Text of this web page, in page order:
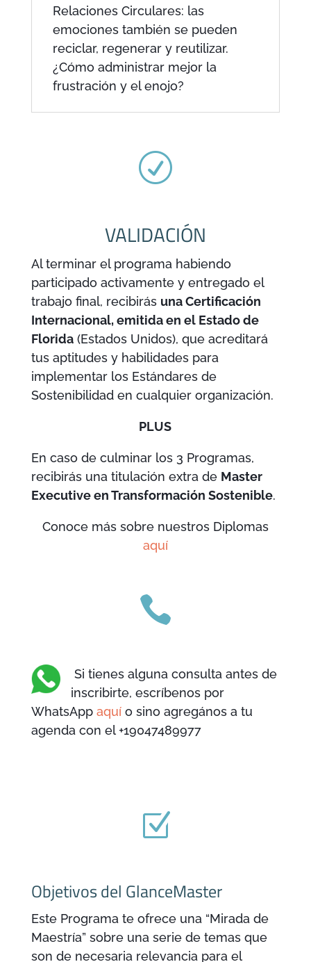
Relaciones Circulares: las
emociones también se pueden
reciclar, regenerar y reutilizar.
¿Cómo administrar mejor la
frustración y el enojo?
R
VALIDACIÓN
Al terminar el programa habiendo
participado activamente y entregado el
trabajo final, recibirás una Certificación
Internacional, emitida en el Estado de
Florida(Estados Unidos), que acreditará
tus aptitudes y habilidades para
implementar los Estándares de
Sostenibilidad en cualquier organización.
PLUS
En caso de culminar los 3 Programas,
recibirás una titulación extra de Master
Executive en Transformación Sostenible.
Conoce más sobre nuestros Diplomas
aquí

Si tienes alguna consulta antes de
inscribirte, escríbenos por
WhatsApp aquío sino agregános a tu
agenda con el +19047489977
Z
Objetivos del GlanceMaster
Este Programa te ofrece una “Mirada de
Maestría” sobre una serie de temas que
son de necesaria relevancia para el